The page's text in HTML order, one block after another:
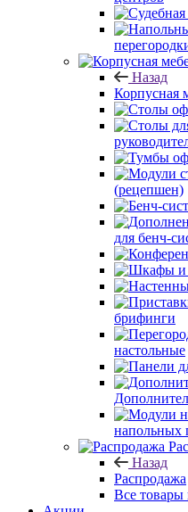
Назад
Корпусная
(рецепшен)
для бенч-
брифинги
настольные
напольных
Назад
Распродажа
Все товары